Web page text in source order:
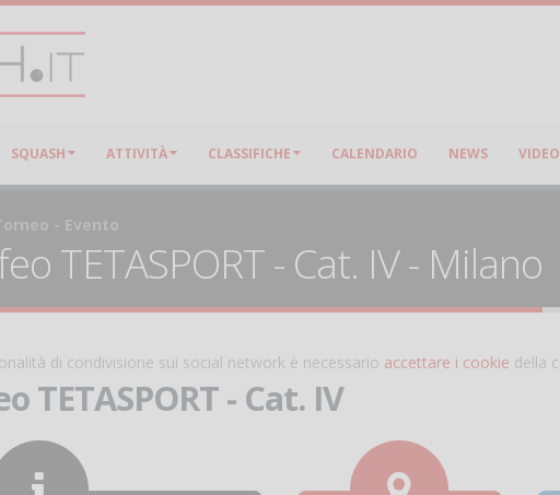
SQUASH ATTIVITÀ CLASSIFICHE CALENDARIO NEWS VIDEO
- Evento
TETASPORT - Cat. IV - Milano
di condivisione sui social network è necessario accettare i cookie della
TETASPORT - Cat. IV